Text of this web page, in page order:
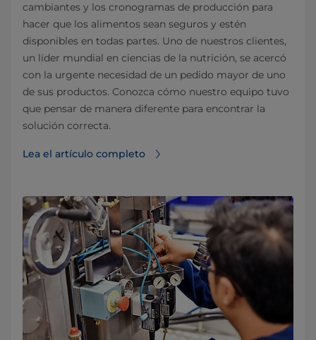
cambiantes y los cronogramas de producción para
hacer que los alimentos sean seguros y estén
disponibles en todas partes. Uno de nuestros clientes,
un líder mundial en ciencias de la nutrición, se acercó
con la urgente necesidad de un pedido mayor de uno
de sus productos. Conozca cómo nuestro equipo tuvo
que pensar de manera diferente para encontrar la
solución correcta.
Lea el artículo completo